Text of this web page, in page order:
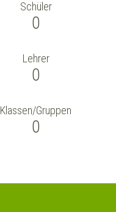
Schüler
0
Lehrer
0
Klassen/Gruppen
0